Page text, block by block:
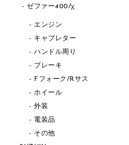
ゼファー400/χ
エンジン
キャブレター
ハンドル周り
ブレーキ
Fフォーク/Rサス
ホイール
外装
電装品
その他